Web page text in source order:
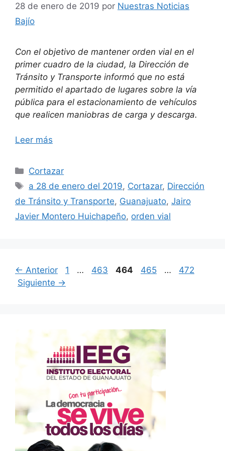
28 de enero de 2019 por Nuestras Noticias
Bajío
Con el objetivo de mantener orden vial en el
primer cuadro de la ciudad, la Dirección de
Tránsito y Transporte informó que no está
permitido el apartado de lugares sobre la vía
pública para el estacionamiento de vehículos
que realicen maniobras de carga y descarga.
Leer más
Categorías
Cortazar
Etiquetas
a 28 de enero del 2019, Cortazar, Dirección
de Tránsito y Transporte, Guanajuato, Jairo
Javier Montero Huichapeño, orden vial
← Anterior Página
1 … Página
463 Página
464 Página
465 … Página
472
Siguiente →